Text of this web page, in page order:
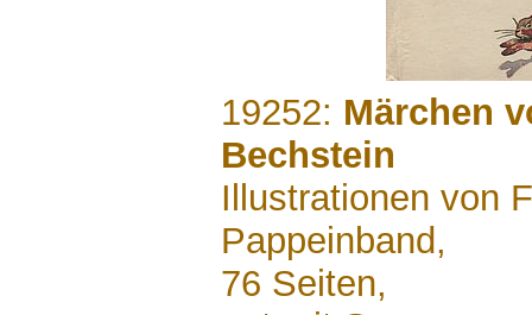
19252: Märchen
Bechstein
Illustrationen von
Pappeinband,
76 Seiten,